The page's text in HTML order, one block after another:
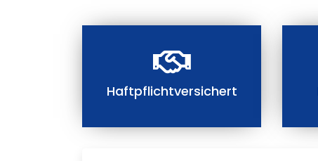
Haftpflichtversichert